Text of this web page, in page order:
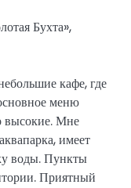
Бухта»,
кафе, где
меню
высокие. Мне
имеет
воды. Пункты
Приятный